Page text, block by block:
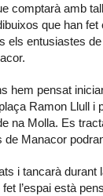
comptarà amb
que han
els entusiastes
hem pensat
Ramon Llull i
na Molla. Es
Manacor
i tancarà durant
l’espai està